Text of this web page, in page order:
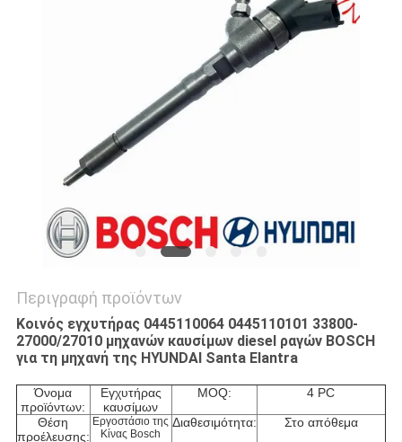
Περιγραφή προϊόντων
Κοινός εγχυτήρας 0445110064 0445110101 33800-
27000/27010 μηχανών καυσίμων diesel ραγών BOSCH
για τη μηχανή της HYUNDAI Santa Elantra
Όνομα
προϊόντων:
Εγχυτήρας
καυσίμων
MOQ: 4 PC
Θέση
προέλευσης:
Εργοστάσιο της
Κίνας Bosch
Διαθεσιμότητα: Στο απόθεμα